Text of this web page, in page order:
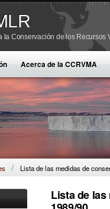
la Conservación de los Recursos
Acerca de la CCRVMA
Lista de las medidas de
Lista de